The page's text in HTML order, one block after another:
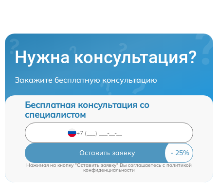
Нужна консультация?
Закажите бесплатную консультацию
Бесплатная консультация со
специалистом
Оставить заявку
Нажимая на кнопку "Оставить заявку" Вы соглашаетесь c политикой
конфиденциальности